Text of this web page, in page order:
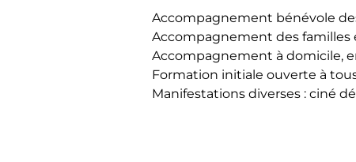
Accompagnement bénévole
Accompagnement des familles
Accompagnement à domicile,
Formation initiale ouverte à
Manifestations diverses : ciné